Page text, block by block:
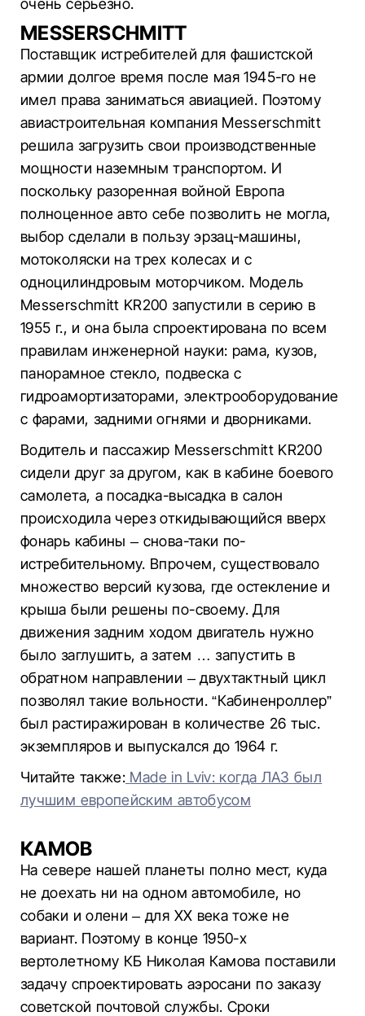
очень серьезно.
MESSERSCHMITT
Поставщик истребителей для фашистской
армии долгое время после мая 1945-го не
имел права заниматься авиацией. Поэтому
авиастроительная компания Messerschmitt
решила загрузить свои производственные
мощности наземным транспортом. И
поскольку разоренная войной Европа
полноценное авто себе позволить не могла,
выбор сделали в пользу эрзац-машины,
мотоколяски на трех колесах и с
одноцилиндровым моторчиком. Модель
Messerschmitt KR200 запустили в серию в
1955 г., и она была спроектирована по всем
правилам инженерной науки: рама, кузов,
панорамное стекло, подвеска с
гидроамортизаторами, электрооборудование
с фарами, задними огнями и дворниками.
Водитель и пассажир Messerschmitt KR200
сидели друг за другом, как в кабине боевого
самолета, а посадка-высадка в салон
происходила через откидывающийся вверх
фонарь кабины – снова-таки по-
истребительному. Впрочем, существовало
множество версий кузова, где остекление и
крыша были решены по-своему. Для
движения задним ходом двигатель нужно
было заглушить, а затем … запустить в
обратном направлении – двухтактный цикл
позволял такие вольности. “Кабиненроллер”
был растиражирован в количестве 26 тыс.
экземпляров и выпускался до 1964 г.
Читайте также: Made in Lviv: когда ЛАЗ был
лучшим европейским автобусом
КАМОВ
На севере нашей планеты полно мест, куда
не доехать ни на одном автомобиле, но
собаки и олени – для ХХ века тоже не
вариант. Поэтому в конце 1950-х
вертолетному КБ Николая Камова поставили
задачу спроектировать аэросани по заказу
советской почтовой службы. Сроки